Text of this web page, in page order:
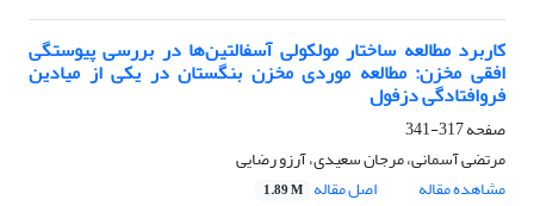
کاربرد مطالعه ساختار مولکولی آسفالتین‌ها در بررسی پیوستگی
افقی مخزن: مطالعه موردی مخزن بنگستان در یکی از میادین
فروافتادگی دزفول
صفحه317-341
مرتضی آسمانی، مرجان سعیدی، آرزو رضایی
مشاهده مقاله
اصل مقاله 1.89 M